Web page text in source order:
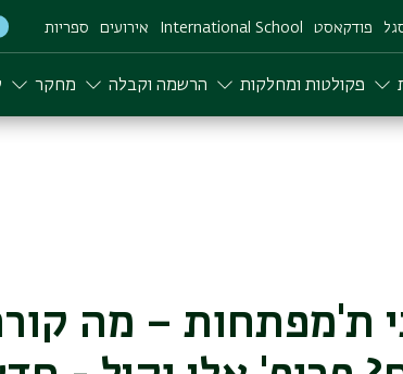
פודקאסט International School אירועים ספריות
פקולטות ומחלקות הרשמה וקבלה מחקר
ת'מפתחות – מה